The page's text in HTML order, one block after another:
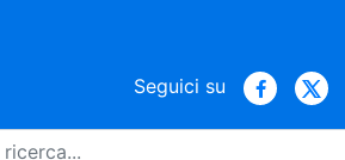
Seguici su